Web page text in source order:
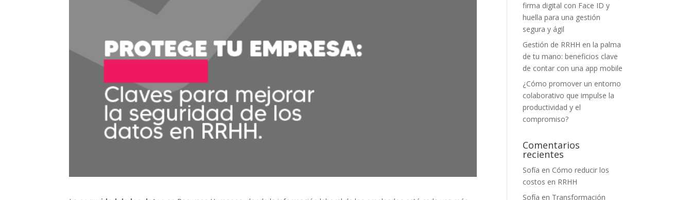
firma digital con Face ID y
huella para una gestión
segura y ágil
Gestión de RRHH en la palma
de tu mano: beneficios clave
de contar con una app mobile
¿Cómo promover un entorno
colaborativo que impulse la
productividad y el
compromiso?
Comentarios
recientes
Sofía en Cómo reducir los
costos en RRHH
Sofía en Transformación